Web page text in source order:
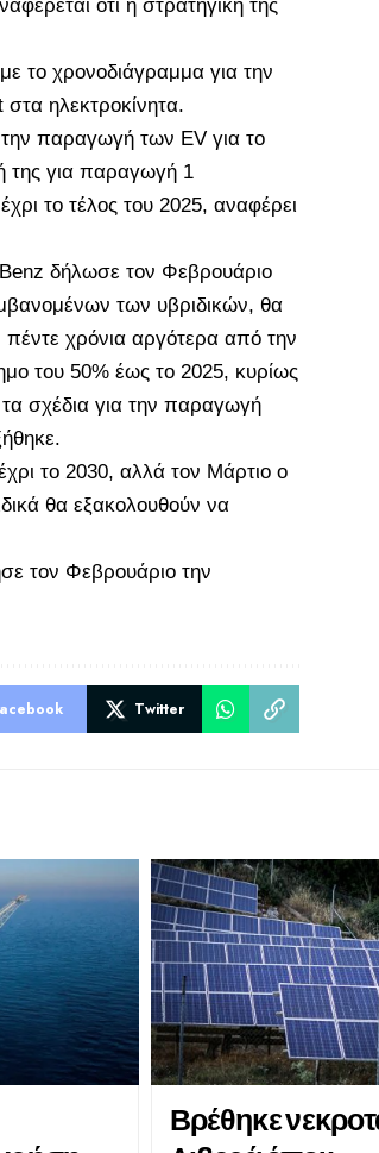
ότι η στρατηγική της
το χρονοδιάγραμμα για την
ηλεκτροκίνητα.
παραγωγή των EV για το
της για παραγωγή 1
το τέλος του 2025, αναφέρει
Benz δήλωσε τον Φεβρουάριο
των υβριδικών, θα
χρόνια αργότερα από την
του 50% έως το 2025, κυρίως
τα σχέδια για την παραγωγή
το 2030, αλλά τον Μάρτιο ο
θα εξακολουθούν να
τον Φεβρουάριο την
Twitter
Βρέθηκε